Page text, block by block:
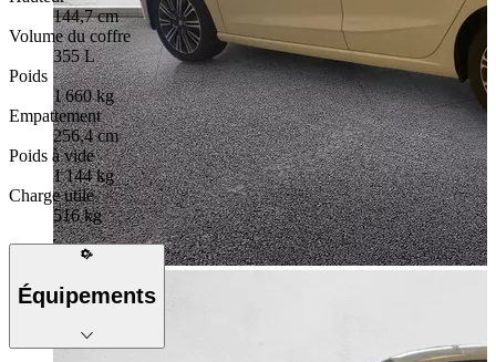
144,7 cm
Volume du coffre
355 L
Poids
1 660 kg
Empattement
256,4 cm
Poids à vide
1 144 kg
Charge utile
516 kg
Équipements